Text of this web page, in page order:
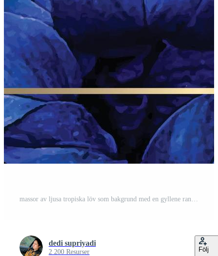
dedi supriyadi
2 200 Resurser Följ